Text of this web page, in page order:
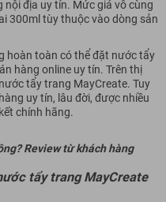
nội địa uy tín. Mức giá vô cùng
300ml tùy thuộc vào dòng sản
hoàn toàn có thể đặt nước tẩy
hàng online uy tín. Trên thị
tẩy trang MayCreate. Tuy
uy tín, lâu đời, được nhiều
chính hãng.
Review từ khách hàng
tẩy trang MayCreate